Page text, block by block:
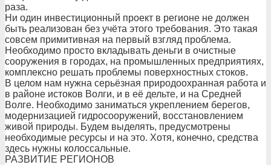
раза.
Ни один инвестиционный проект в регионе не должен
быть реализован без учёта этого требования. Это такая
совсем примитивная на первый взгляд проблема.
Необходимо просто вкладывать деньги в очистные
сооружения в городах, на промышленных предприятиях,
комплексно решать проблемы поверхностных стоков.
В целом нам нужна серьёзная природоохранная работа и
в районе истоков Волги, и в её дельте, и на Средней
Волге. Необходимо заниматься укреплением берегов,
модернизацией гидросооружений, восстановлением
живой природы. Будем выделять, предусмотрены
необходимые ресурсы и на это. Хотя, конечно, средства
здесь нужны колоссальные.
РАЗВИТИЕ РЕГИОНОВ